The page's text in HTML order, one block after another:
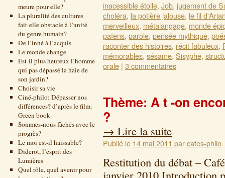
meure pour elle?
La pluralité des cultures
fait-elle obstacle à l’unité
du genre humain?
De l’inné à l’acquis
Le monde change
Est-il plus heureux l’homme
qui pas dépassé la haie de
son jardin?
Choisir sa vie
Ciné-philo: Dépasser nos
différences? d’après le film:
Green book
Sommes-nous fâchés avec le
progrès?
Le moi est-il haïssable?
Diderot, l’esprit des
Lumières
Quel rôle, quel avenir pour
inacessible étoile, Job, jugement de
choléra, la potière jalouse, le fil
merveilleux, métalangage, monde
païens, parole, pensée mythique,
raconter des histoires, récit fabuleux,
mémorables, sésame, Sisyphe,
orale | 3 commentaires
Thème: A t -on
?
→ Lire la suite
Publié le 14 mai 2011 parcafes-philo
Restitution du débat –
janvier 2010 Introduction